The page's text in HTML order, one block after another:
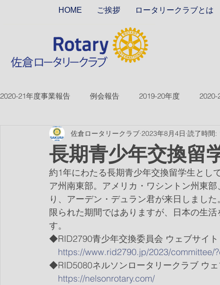
HOME ご挨拶 ロータリークラブとは
2020-21年度事業報告 例会報告 2019-20年度 2020-
2018-19ver2 2017-18ver2 2021-22年度
2026-27年度
長期青少年交換留
佐倉ロータリークラブ 2023年8月4日 読了時間:
約1年にわたる長期青少年交換留学生とし
ア州南東部。アメリカ・ワシントン州東
り、アーデン・デュラン君が来日しました
限られた期間ではありますが、日本の生
す。
◆RID2790青少年交換委員会 ウェブサイト
https://www.rid2790.jp/2023/committee/
◆RID5080ネルソンロータリークラブ ウ
https://nelsonrotary.com/